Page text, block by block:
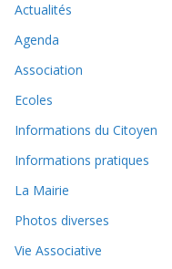
Actualités
Agenda
Association
Ecoles
Informations du Citoyen
Informations pratiques
La Mairie
Photos diverses
Vie Associative